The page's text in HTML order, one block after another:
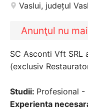
Vaslui, județul
Anunţul nu
SC Asconti Vft SRL
(exclusiv
Studii: Profesional -
Experienta